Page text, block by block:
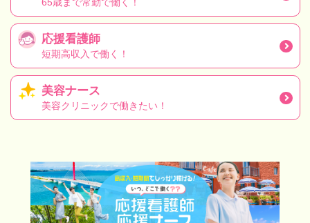
65歳まで常勤で働く！
応援看護師
短期高収入で働く！
美容ナース
美容クリニックで働きたい！